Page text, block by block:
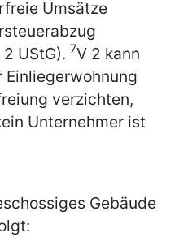
Umsätze
UStG). 7V 2 kann
verzichten,
Unternehmer ist
Gebäude